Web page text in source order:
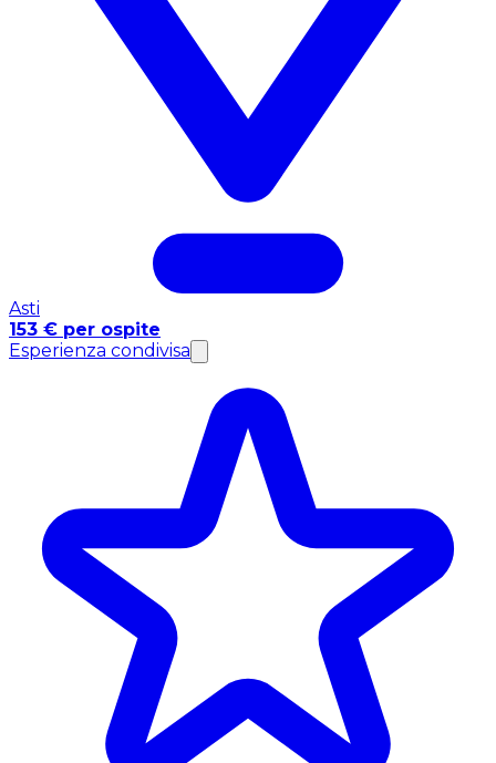
Asti
153 € per ospite
Esperienza condivisa